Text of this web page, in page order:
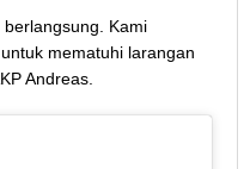
Kami
mematuhi larangan
Andreas.